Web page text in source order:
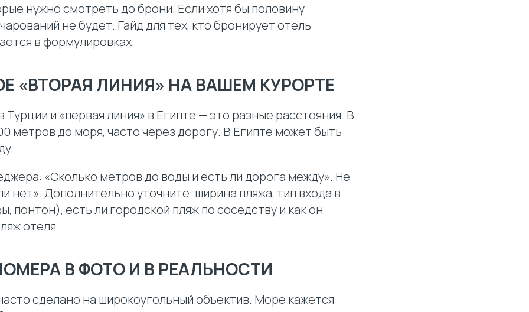
нужно смотреть до брони. Если хотя бы половину
не будет. Гайд для тех, кто бронирует отель
в формулировках.
«ВТОРАЯ ЛИНИЯ» НА ВАШЕМ КУРОРТЕ
Турции и «первая линия» в Египте — это разные расстояния. В
метров до моря, часто через дорогу. В Египте может быть
«Сколько метров до воды и есть ли дорога между». Не
нет». Дополнительно уточните: ширина пляжа, тип входа в
понтон), есть ли городской пляж по соседству и как он
отеля.
В ФОТО И В РЕАЛЬНОСТИ
сделано на широкоугольный объектив. Море кажется